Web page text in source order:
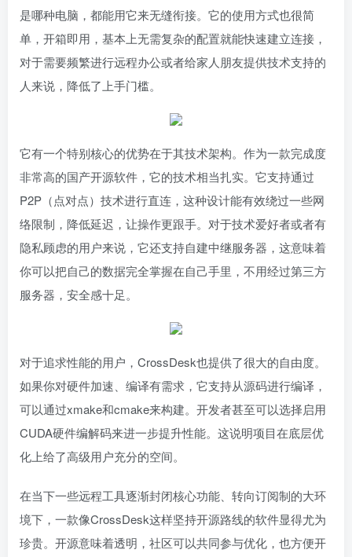
是哪种电脑，都能用它来无缝衔接。它的使用方式也很简
单，开箱即用，基本上无需复杂的配置就能快速建立连接，
对于需要频繁进行远程办公或者给家人朋友提供技术支持的
人来说，降低了上手门槛。
它有一个特别核心的优势在于其技术架构。作为一款完成度
非常高的国产开源软件，它的技术相当扎实。它支持通过
P2P（点对点）技术进行直连，这种设计能有效绕过一些网
络限制，降低延迟，让操作更跟手。对于技术爱好者或者有
隐私顾虑的用户来说，它还支持自建中继服务器，这意味着
你可以把自己的数据完全掌握在自己手里，不用经过第三方
服务器，安全感十足。
对于追求性能的用户，CrossDesk也提供了很大的自由度。
如果你对硬件加速、编译有需求，它支持从源码进行编译，
可以通过xmake和cmake来构建。开发者甚至可以选择启用
CUDA硬件编解码来进一步提升性能。这说明项目在底层优
化上给了高级用户充分的空间。
在当下一些远程工具逐渐封闭核心功能、转向订阅制的大环
境下，一款像CrossDesk这样坚持开源路线的软件显得尤为
珍贵。开源意味着透明，社区可以共同参与优化，也方便开